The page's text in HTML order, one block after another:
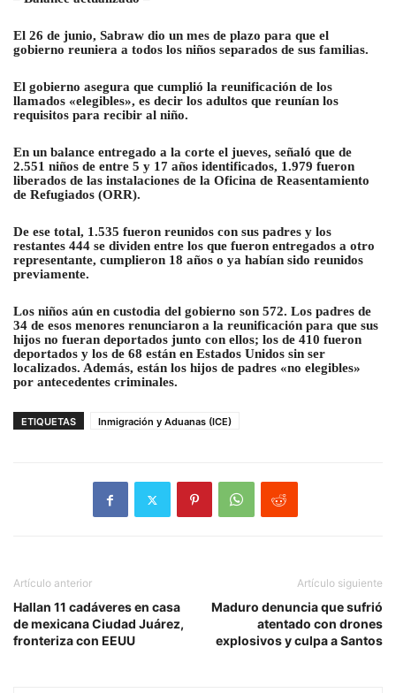
El 26 de junio, Sabraw dio un mes de plazo para que el
gobierno reuniera a todos los niños separados de sus familias.
El gobierno asegura que cumplió la reunificación de los
llamados «elegibles», es decir los adultos que reunían los
requisitos para recibir al niño.
En un balance entregado a la corte el jueves, señaló que de
2.551 niños de entre 5 y 17 años identificados, 1.979 fueron
liberados de las instalaciones de la Oficina de Reasentamiento
de Refugiados (ORR).
De ese total, 1.535 fueron reunidos con sus padres y los
restantes 444 se dividen entre los que fueron entregados a otro
representante, cumplieron 18 años o ya habían sido reunidos
previamente.
Los niños aún en custodia del gobierno son 572. Los padres de
34 de esos menores renunciaron a la reunificación para que sus
hijos no fueran deportados junto con ellos; los de 410 fueron
deportados y los de 68 están en Estados Unidos sin ser
localizados. Además, están los hijos de padres «no elegibles»
por antecedentes criminales.
ETIQUETAS Inmigración y Aduanas (ICE)
Artículo anterior
Hallan 11 cadáveres en casa
de mexicana Ciudad Juárez,
fronteriza con EEUU
Artículo siguiente
Maduro denuncia que sufrió
atentado con drones
explosivos y culpa a Santos